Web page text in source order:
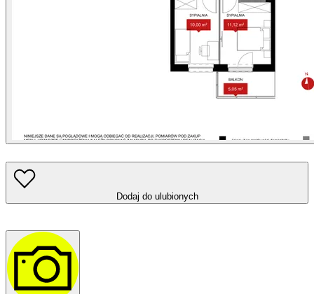
Dodaj do ulubionych